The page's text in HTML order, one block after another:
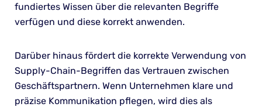
fundiertes Wissen über die relevanten Begriffe
verfügen und diese korrekt anwenden.
Darüber hinaus fördert die korrekte Verwendung von
Supply-Chain-Begriffen das Vertrauen zwischen
Geschäftspartnern. Wenn Unternehmen klare und
präzise Kommunikation pflegen, wird dies als